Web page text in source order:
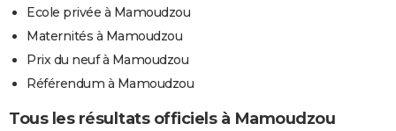
Ecole privée à Mamoudzou
Maternités à Mamoudzou
Prix du neuf à Mamoudzou
Référendum à Mamoudzou
Tous les résultats officiels à Mamoudzou